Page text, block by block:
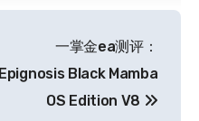
一掌金ea测评：
Epignosis Black Mamba
OS Edition V8